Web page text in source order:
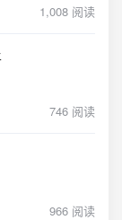
1,008 阅读
746 阅读
966 阅读